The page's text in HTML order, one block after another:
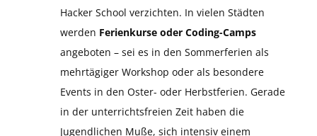
Hacker School verzichten. In vielen Städten
werden Ferienkurse oder Coding-Camps
angeboten – sei es in den Sommerferien als
mehrtägiger Workshop oder als besondere
Events in den Oster- oder Herbstferien. Gerade
in der unterrichtsfreien Zeit haben die
Jugendlichen Muße, sich intensiv einem